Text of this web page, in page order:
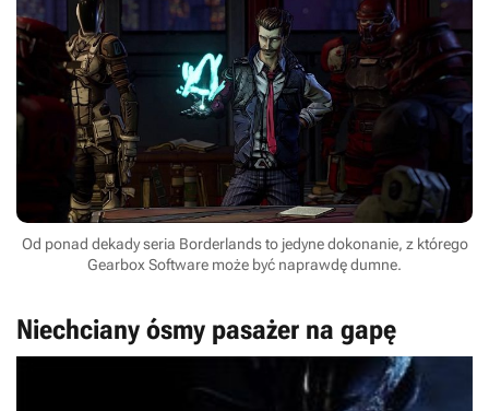
Od ponad dekady seria Borderlands to jedyne dokonanie, z którego
Gearbox Software może być naprawdę dumne.
Niechciany ósmy pasażer na gapę